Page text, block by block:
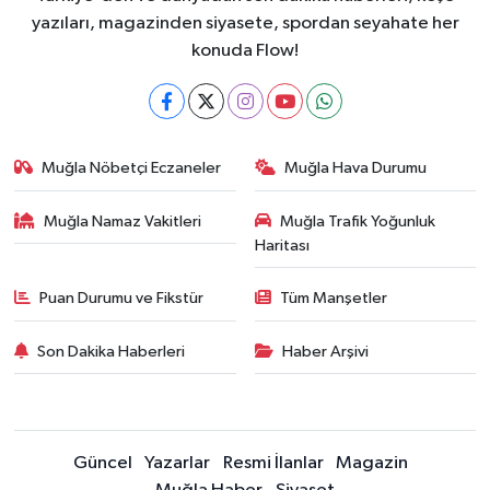
yazıları, magazinden siyasete, spordan seyahate her
konuda Flow!
Muğla Nöbetçi Eczaneler Muğla Hava Durumu
Muğla Namaz Vakitleri
Muğla Trafik Yoğunluk
Haritası
Puan Durumu ve Fikstür Tüm Manşetler
Son Dakika Haberleri Haber Arşivi
Güncel Yazarlar Resmi İlanlar
Magazin